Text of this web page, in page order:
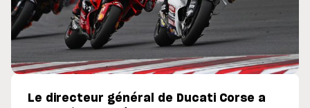
Le directeur général de Ducati Corse a